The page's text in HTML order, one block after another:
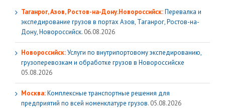
Таганрог, Азов, Ростов-на-Дону.Новороссийск:Перевалка и
экспедирование грузов в портах Азов, Таганрог, Ростов-на-
Дону, Новороссийск. 06.08.2026
Новороссийск:Услуги по внутрипортовому экспедированию,
грузоперевозкам и обработке грузов в Новороссийске
05.08.2026
Москва:Комплексные транспортные решения для
предприятий по всей номенклатуре грузов. 05.08.2026